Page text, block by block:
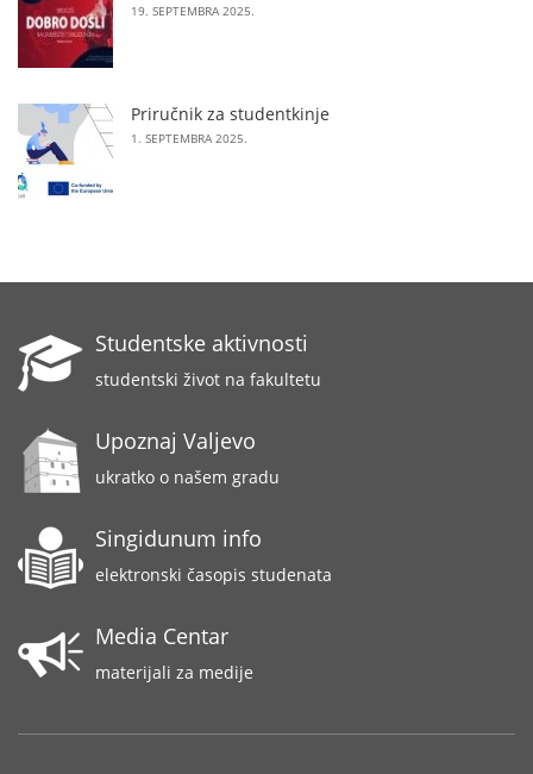
19. SEPTEMBRA 2025.
Priručnik za studentkinje
1. SEPTEMBRA 2025.
Studentske aktivnosti
studentski život na fakultetu
Upoznaj Valjevo
ukratko o našem gradu
Singidunum info
elektronski časopis studenata
Media Centar
materijali za medije